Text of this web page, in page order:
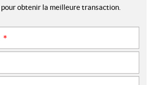
obtenir la meilleure transaction.